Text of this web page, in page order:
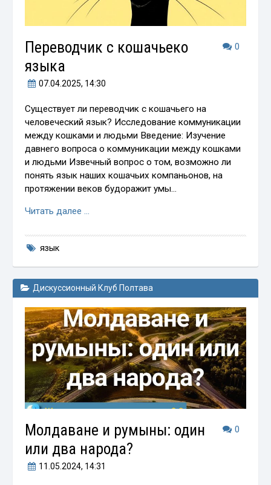
0
Переводчик с кошачьеко
языка
07.04.2025, 14:30
Существует ли переводчик с кошачьего на
человеческий язык? Исследование коммуникации
между кошками и людьми Введение: Изучение
давнего вопроса о коммуникации между кошками
и людьми Извечный вопрос о том, возможно ли
понять язык наших кошачьих компаньонов, на
протяжении веков будоражит умы…
Читать далее …
язык
Дискуссионный Клуб Полтава
0
Молдаване и румыны: один
или два народа?
11.05.2024, 14:31